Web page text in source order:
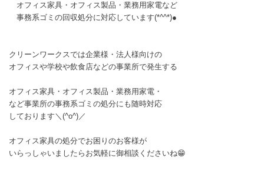
オフィス家具・オフィス製品・業務用家電など
事務系ゴミの回収処分に対応しています(*^^*)●
クリーンワークスでは企業様・法人様向けの
オフィスや学校や飲食店などの事業所で発生する
オフィス家具・オフィス製品・業務用家電・
など事業所の事務系ゴミの処分にも随時対応
しております＼(^o^)／
オフィス家具の処分でお困りのお客様が
いらっしゃいましたらお気軽に御相談くださいね😁